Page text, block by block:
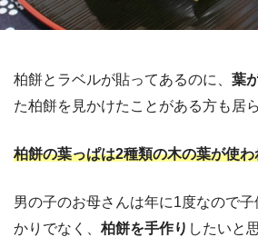
柏餅とラベルが貼ってあるのに、 葉
た柏餅を見かけたことがある方も居
柏餅の葉っぱは2種類の木の葉が使
男の子のお母さんは年に1度なので
かりでなく、 柏餅を手作り したいと